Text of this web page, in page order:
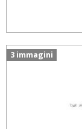
3 immagini